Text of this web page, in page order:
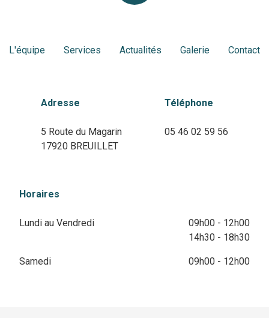
L'équipe Services Actualités Galerie Contact
Adresse
5 Route du Magarin
17920 BREUILLET
Téléphone
05 46 02 59 56
Horaires
Lundi au Vendredi
09h00 - 12h00
14h30 - 18h30
Samedi 09h00 - 12h00